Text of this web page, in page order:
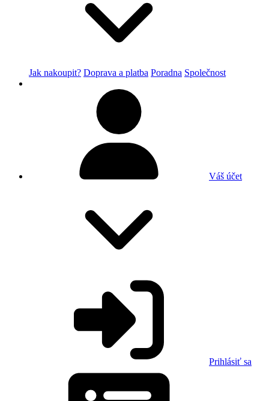
Jak nakoupit? Doprava a platba Poradna Společnost
Váš účet
Prihlásiť sa